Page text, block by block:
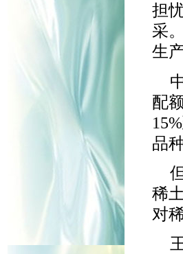
担
采
生
配
品种
稀
对